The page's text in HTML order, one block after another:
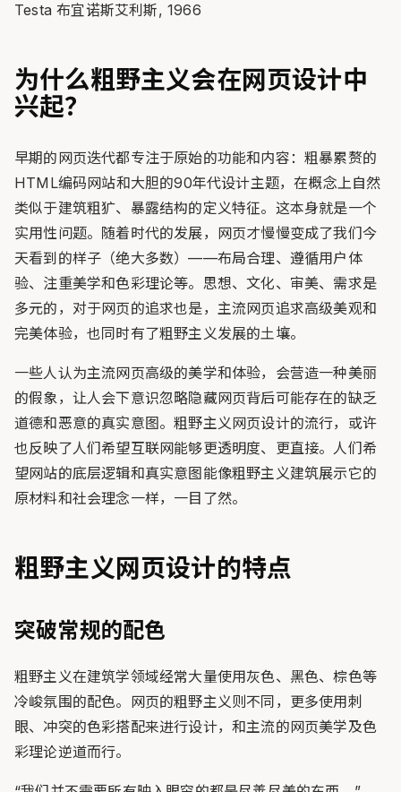
Testa 布宜诺斯艾利斯, 1966
为什么粗野主义会在网页设计中
兴起？
早期的网页迭代都专注于原始的功能和内容：粗暴累赘的
HTML编码网站和大胆的90年代设计主题，在概念上自然
类似于建筑粗犷、暴露结构的定义特征。这本身就是一个
实用性问题。随着时代的发展，网页才慢慢变成了我们今
天看到的样子（绝大多数）——布局合理、遵循用户体
验、注重美学和色彩理论等。思想、文化、审美、需求是
多元的，对于网页的追求也是，主流网页追求高级美观和
完美体验，也同时有了粗野主义发展的土壤。
一些人认为主流网页高级的美学和体验，会营造一种美丽
的假象，让人会下意识忽略隐藏网页背后可能存在的缺乏
道德和恶意的真实意图。粗野主义网页设计的流行，或许
也反映了人们希望互联网能够更透明度、更直接。人们希
望网站的底层逻辑和真实意图能像粗野主义建筑展示它的
原材料和社会理念一样，一目了然。
粗野主义网页设计的特点
突破常规的配色
粗野主义在建筑学领域经常大量使用灰色、黑色、棕色等
冷峻氛围的配色。网页的粗野主义则不同，更多使用刺
眼、冲突的色彩搭配来进行设计，和主流的网页美学及色
彩理论逆道而行。